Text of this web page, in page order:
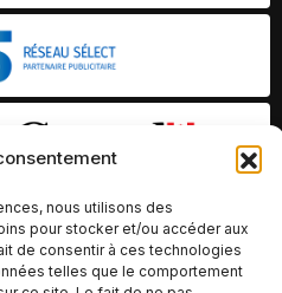
nous utilisons des
pour stocker et/ou accéder aux
de consentir à ces technologies
telles que le comportement